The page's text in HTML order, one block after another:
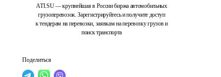
ATI.SU — крупнейшая в России биржа автомобильных
грузоперевозок. Зарегистрируйтесь и получите доступ
к тендерам на перевозки, заявкам на перевозку грузов и
поиск транспорта
Поделиться